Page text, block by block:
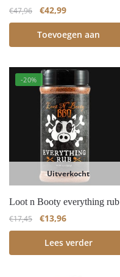
€47,96 €42,99
Toevoegen aan
-20%
Uitverkocht
Loot n Booty everything rub
€17,45 €13,96
Lees verder